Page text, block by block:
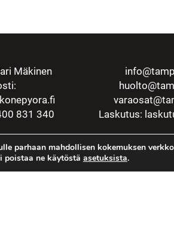
Mäkinen
831 340
Laskutus:
parhaan mahdollisen kokemuksen
poistaa ne käytöstä asetuksista.